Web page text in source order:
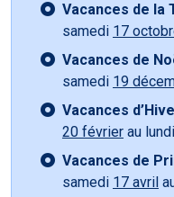
Vacances de la
samedi 17
Vacances de
samedi 19
Vacances
20 février au lundi
Vacances de
samedi 17 avril